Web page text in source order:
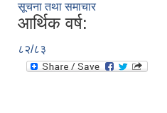
सूचना तथा समाचार
आर्थिक वर्ष:
८२/८३